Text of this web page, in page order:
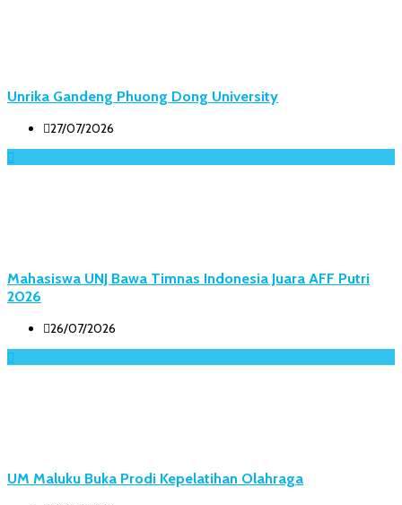
Unrika Gandeng Phuong Dong University
27/07/2026
Mahasiswa UNJ Bawa Timnas Indonesia Juara AFF Putri
2026
26/07/2026
UM Maluku Buka Prodi Kepelatihan Olahraga